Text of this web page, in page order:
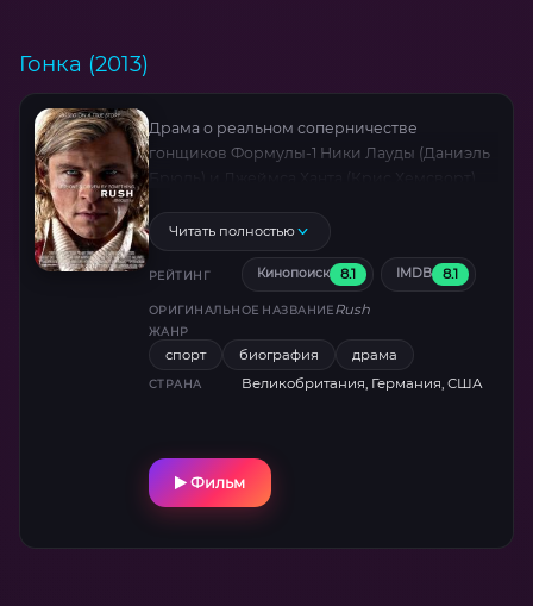
Гонка (2013)
Драма о реальном соперничестве
гонщиков Формулы-1 Ники Лауды (Даниэль
треков 1970-х и трагедию аварии Лауды.
Награды BAFTA за монтаж и звук.
Читать полностью
РЕЙТИНГ Кинопоиск 8.1 IMDB 8.1
ОРИГИНАЛЬНОЕ НАЗВАНИЕRush
ЖАНР
спорт биография драма
СТРАНА Великобритания, Германия, США
Фильм